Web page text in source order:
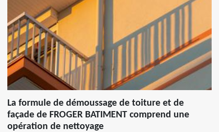
La formule de démoussage de toiture et de
façade de FROGER BATIMENT comprend une
opération de nettoyage